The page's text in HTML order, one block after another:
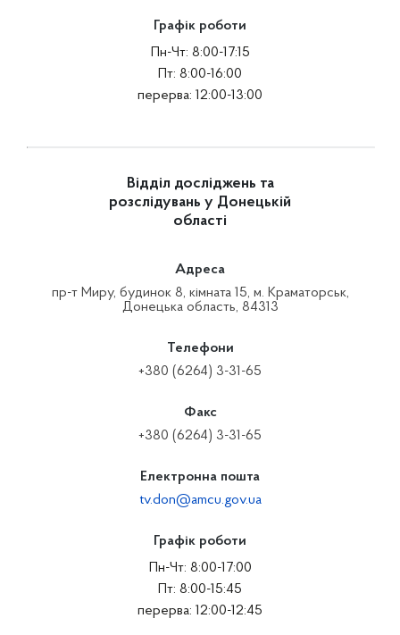
Графік роботи
Пн-Чт: 8:00-17:15
Пт: 8:00-16:00
перерва: 12:00-13:00
Відділ досліджень та
розслідувань у Донецькій
області
Адреса
пр-т Миру, будинок 8, кімната 15, м. Краматорськ,
Донецька область, 84313
Телефони
+380 (6264) 3-31-65
Факс
+380 (6264) 3-31-65
Електронна пошта
tv.don@amcu.gov.ua
Графік роботи
Пн-Чт: 8:00-17:00
Пт: 8:00-15:45
перерва: 12:00-12:45